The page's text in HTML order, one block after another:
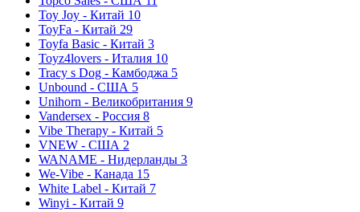
Toy Joy - Китай 10
ToyFa - Китай 29
Toyfa Basic - Китай 3
Toyz4lovers - Италия 10
Tracy s Dog - Камбоджа 5
Unbound - США 5
Unihorn - Великобритания 9
Vandersex - Россия 8
Vibe Therapy - Китай 5
VNEW - США 2
WANAME - Нидерланды 3
We-Vibe - Канада 15
White Label - Китай 7
Winyi - Китай 9